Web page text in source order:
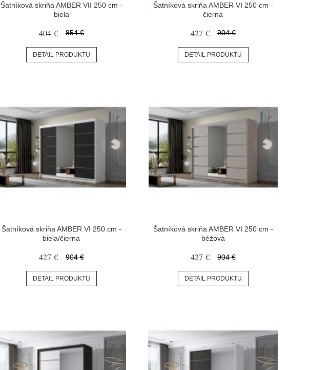
Šatníková skriňa AMBER VII 250 cm -
biela
404 € 854 €
DETAIL PRODUKTU
Šatníková skriňa AMBER VI 250 cm -
čierna
427 € 904 €
DETAIL PRODUKTU
Šatníková skriňa AMBER VI 250 cm -
biela/čierna
427 € 904 €
DETAIL PRODUKTU
Šatníková skriňa AMBER VI 250 cm -
béžová
427 € 904 €
DETAIL PRODUKTU